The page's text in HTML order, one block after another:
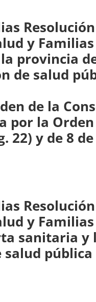
y
provincia
de salud
de la
la
22) y de 8
y
sanitaria y